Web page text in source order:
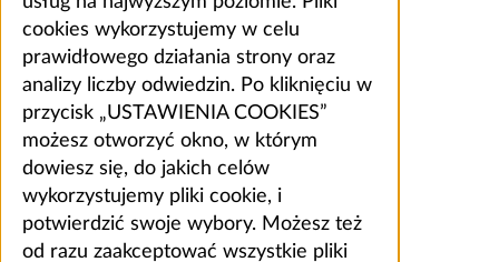
cookies wykorzystujemy w celu
prawidłowego działania strony oraz
analizy liczby odwiedzin. Po kliknięciu w
przycisk „USTAWIENIA COOKIES”
możesz otworzyć okno, w którym
dowiesz się, do jakich celów
wykorzystujemy pliki cookie, i
potwierdzić swoje wybory. Możesz też
od razu zaakceptować wszystkie pliki